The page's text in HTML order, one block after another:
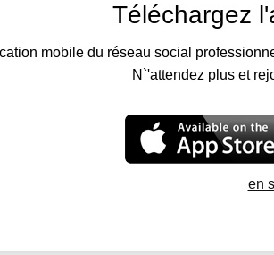
Téléchargez
mobile du réseau social
N`'attendez plus et
en